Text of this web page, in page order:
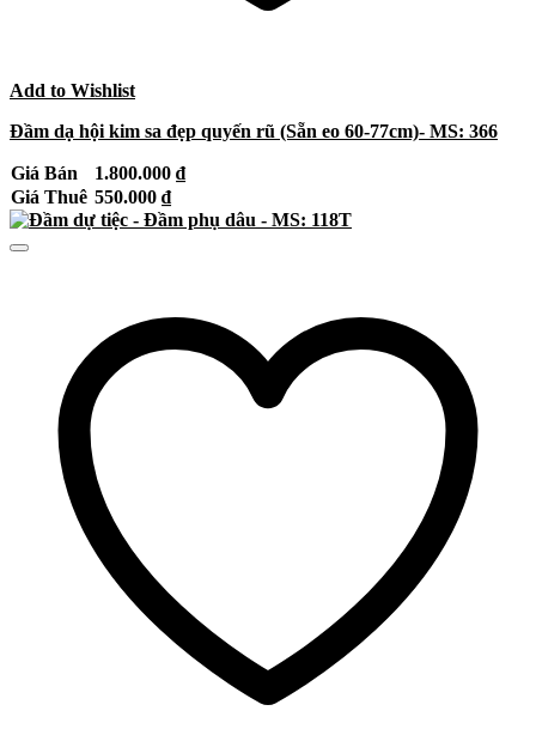
Add to Wishlist
Đầm dạ hội kim sa đẹp quyến rũ (Sẵn eo 60-77cm)- MS: 366
Giá Bán 1.800.000 ₫
Giá Thuê 550.000 ₫